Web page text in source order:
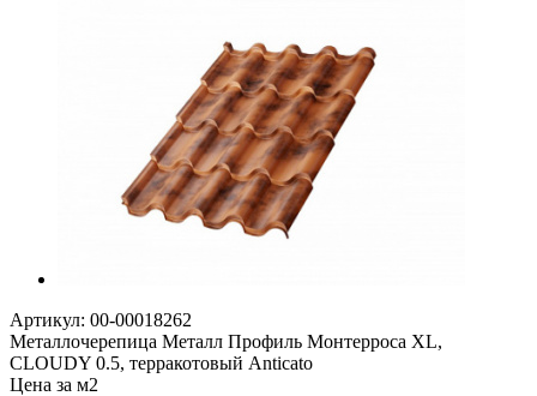
Артикул: 00-00018262
Металлочерепица Металл Профиль Монтерроса XL,
CLOUDY 0.5, терракотовый Anticato
Цена за м2